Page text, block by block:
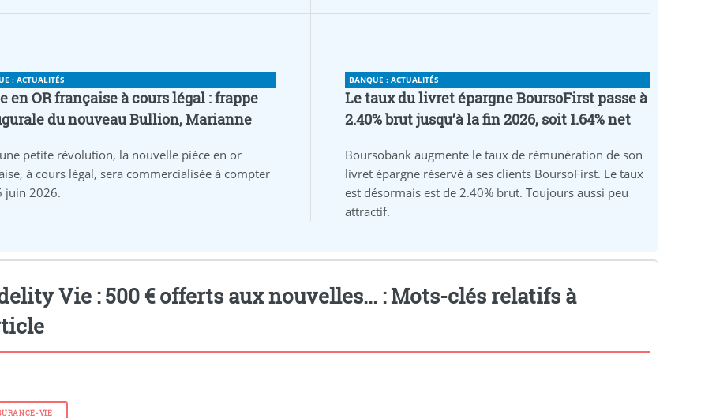
: ACTUALITÉS
en OR française à cours légal : frappe
du nouveau Bullion, Marianne
une petite révolution, la nouvelle pièce en or
à cours légal, sera commercialisée à compter
juin 2026.
BANQUE : ACTUALITÉS
Le taux du livret épargne BoursoFirst passe à
2.40% brut jusqu’à la fin 2026, soit 1.64% net
Boursobank augmente le taux de rémunération de son
livret épargne réservé à ses clients BoursoFirst. Le taux
est désormais est de 2.40% brut. Toujours aussi peu
attractif.
Vie : 500 € offerts aux nouvelles... : Mots-clés relatifs à
VIE